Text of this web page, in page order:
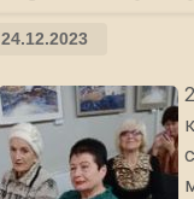
24.12.2023